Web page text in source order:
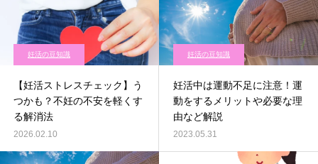
妊活の豆知識
【妊活ストレスチェック】う
つかも？不妊の不安を軽くす
る解消法
2026.02.10
妊活の豆知識
妊活中は運動不足に注意！運
動をするメリットや必要な理
由など解説
2023.05.31